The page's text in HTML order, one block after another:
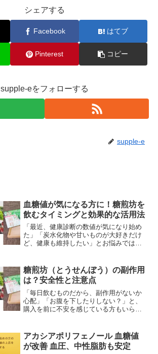
シェアする
Facebook はてブ
Pinterest コピー
supple-eをフォローする
supple-e
血糖値が気になる方に！糖煎坊を
飲むタイミングと効果的な活用法
「最近、健康診断の数値が気になり始め
た」「炭水化物や甘いものが大好きだけ
ど、健康も維持したい」とお悩みではあ
をサポートする心強い味方です。しか
し、せっかく飲むのであれば...
糖煎坊（とうせんぼう）の副作用
は？安全性と注意点
「毎日飲むものだから、副作用がないか
心配」「お腹を下したりしない？」と、
購入を前に不安を感じている方もいらっ
かどうかは事前に知っておきたい大切な
ポイントです。結論から申...
アカシアポリフェノール 血糖値
が改善 血圧、中性脂肪も安定